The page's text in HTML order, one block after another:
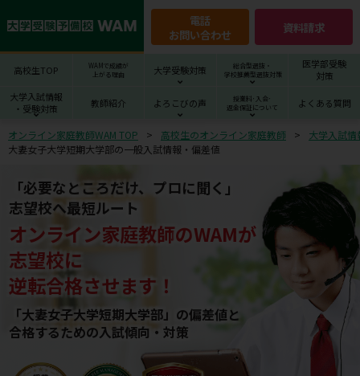
電話
お問い合わせ
資料請求
高校生TOP
WAMで成績が
上がる理由
大学受験対策
総合型選抜・
学校推薦型選抜対策
医学部受験
対策
大学入試情報
・受験対策
教師紹介 よろこびの声
授業料･入会･
返金保証について
よくある質問
オンライン家庭教師WAM TOP 高校生のオンライン家庭教師
大学入試
大妻女子大学短期大学部の一般入試情報・偏差値
「必要なところだけ、プロに聞く」
志望校へ最短ルート
オンライン家庭教師のWAMが
志望校に
逆転合格させます！
「大妻女子大学短期大学部」の偏差値と
合格するための⼊試傾向・対策